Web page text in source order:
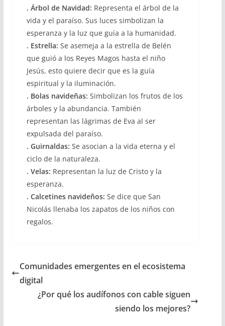
. Árbol de Navidad: Representa el árbol de la
vida y el paraíso. Sus luces simbolizan la
esperanza y la luz que guía a la humanidad.
. Estrella: Se asemeja a la estrella de Belén
que guió a los Reyes Magos hasta el niño
Jesús, esto quiere decir que es la guía
espiritual y la iluminación.
. Bolas navideñas: Simbolizan los frutos de los
árboles y la abundancia. También
representan las lágrimas de Eva al ser
expulsada del paraíso.
. Guirnaldas: Se asocian a la vida eterna y el
ciclo de la naturaleza.
. Velas: Representan la luz de Cristo y la
esperanza.
. Calcetines navideños: Se dice que San
Nicolás llenaba los zapatos de los niños con
regalos.
Comunidades emergentes en el ecosistema
digital
¿Por qué los audífonos con cable siguen
siendo los mejores?